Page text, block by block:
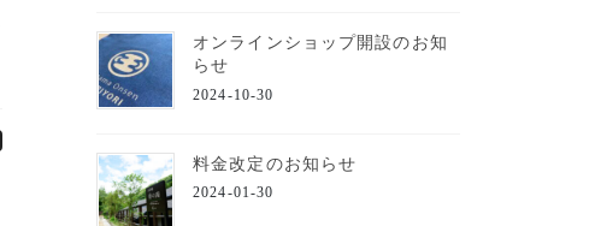
オンラインショップ開設のお知
らせ
2024-10-30
料金改定のお知らせ
2024-01-30